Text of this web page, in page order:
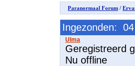
Paranormaal Forum /
Ingezonden:
Geregistreerd
Nu offline